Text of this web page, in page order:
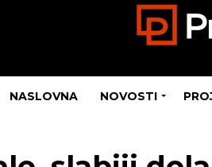
NASLOVNA NOVOSTI